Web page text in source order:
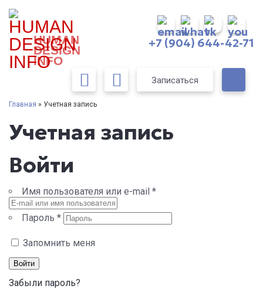
HUMAN
DESIGN
INFO
+7 (904) 644-42-71
Записаться
Главная » Учетная запись
Учетная запись
Войти
Имя пользователя или e-mail *
Пароль *
Запомнить меня
Войти
Забыли пароль?